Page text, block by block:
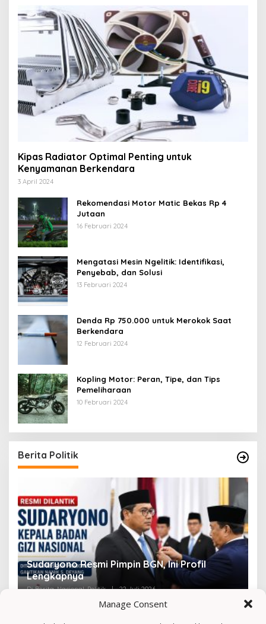
Manage Consent
Kipas Radiator Optimal Penting untuk
Kenyamanan Berkendara
3 April 2024
Rekomendasi Motor Matic Bekas Rp 4
Jutaan
16 Februari 2024
Mengatasi Mesin Ngelitik: Identifikasi,
Penyebab, dan Solusi
13 Februari 2024
Denda Rp 750.000 untuk Merokok Saat
Berkendara
12 Februari 2024
Kopling Motor: Peran, Tipe, dan Tips
Pemeliharaan
10 Februari 2024
Berita Politik
Viral! Amien Rais Singgung Prabowo, Ini
Faktanya
Di Berita, Nasional, Politik, Viral | 2 Mei 2026 Di